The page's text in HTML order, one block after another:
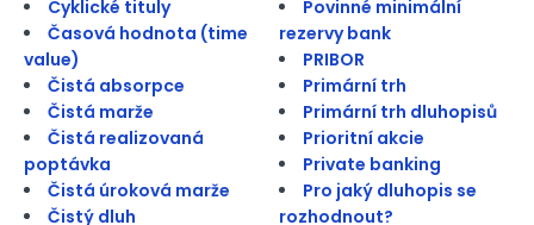
Cyklické tituly
Časová hodnota (time
value)
Čistá absorpce
Čistá marže
Čistá realizovaná
poptávka
Čistá úroková marže
Čistý dluh
Povinné minimální
rezervy bank
PRIBOR
Primární trh
Primární trh dluhopisů
Prioritní akcie
Private banking
Pro jaký dluhopis se
rozhodnout?